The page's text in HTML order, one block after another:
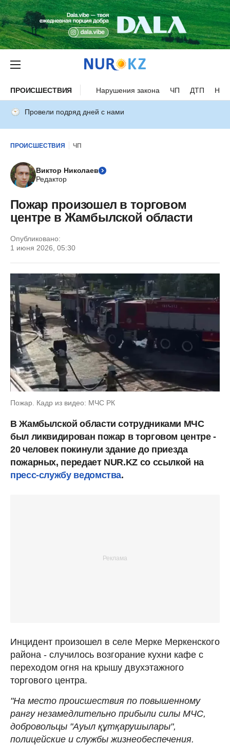
ПРОИСШЕСТВИЯ Нарушения закона ЧП ДТП
Провели подряд дней с нами
ПРОИСШЕСТВИЯ ЧП
Виктор Николаев
Редактор
Пожар произошел в торговом
центре в Жамбылской области
Опубликовано:
1 июня 2026, 05:30
Пожар. Кадр из видео: МЧС РК
В Жамбылской области сотрудниками МЧС
был ликвидирован пожар в торговом центре -
20 человек покинули здание до приезда
пожарных, передает NUR.KZ со ссылкой на
пресс-службу ведомства.
Инцидент произошел в селе Мерке Меркенского
района - случилось возгорание кухни кафе с
переходом огня на крышу двухэтажного
торгового центра.
"На место происшествия по повышенному
рангу незамедлительно прибыли силы МЧС,
добровольцы "Ауыл құтқарушылары",
полицейские и службы жизнеобеспечения.